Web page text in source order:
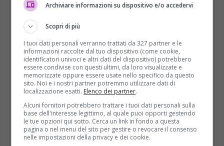
centoper chi conclude il matrimonio una volta e
per cento
Questo rischio è paragonabile
ricercatriceLinda George–a quello provocato dalla
pressione alta o dal diabete“. E ci si sposa per la
seconda volta? Per le donne il rischio viene ridotto,
mentre per gli uomini si annulla. La colpa sarebbe
delcambiamento di stile di vita
la perdita di risorse economiche.
Inoltre influirebbe molto anchelo stress psicologico
che aumenta il livello di infiammazione del sistema
Archiviare informazioni su dispositivo e/o accedervi
Scopri di più
I tuoi dati personali verranno trattati da 327 partner e le
informazioni raccolte dal tuo dispositivo (come cookie,
identificatori univoci e altri dati del dispositivo) potrebbero
essere condivise con questi ultimi, da loro visualizzate e
memorizzate oppure essere usate nello specifico da questo
sito. Noi e i nostri partner potremmo utilizzare dati di
localizzazione esatti. Elenco dei partner.
Alcuni fornitori potrebbero trattare i tuoi dati personali sulla
base dell'interesse legittimo, al quale puoi opporti gestendo
le tue opzioni qui sotto. Cerca un link in fondo a questa
pagina o nel menu del sito per gestire o revocare il consenso
nelle impostazioni della privacy e dei cookie.